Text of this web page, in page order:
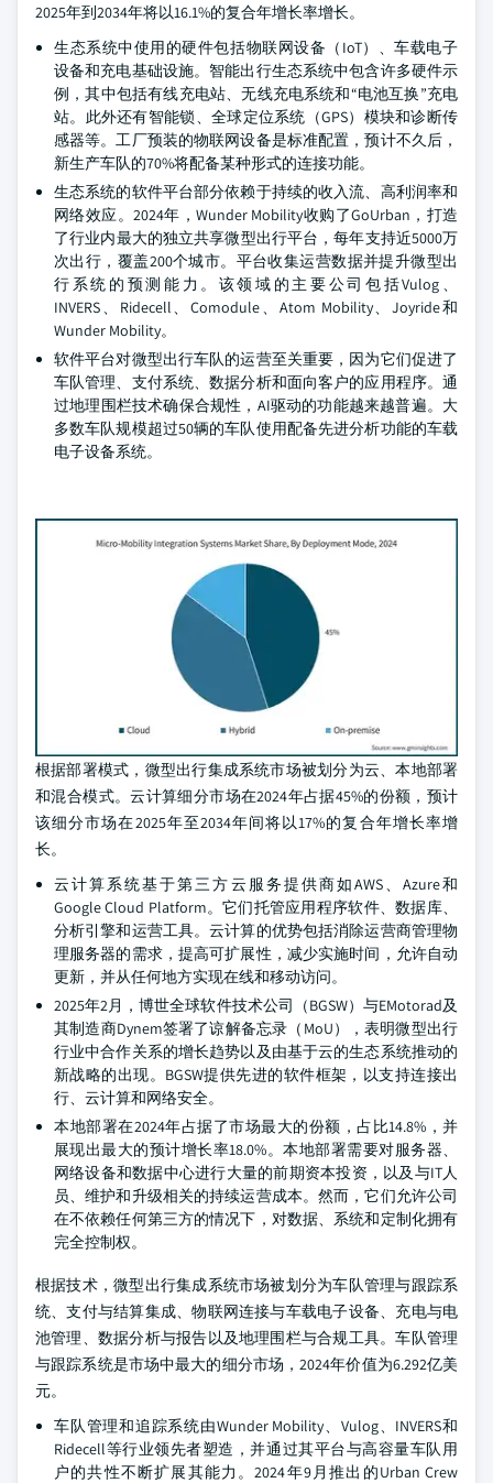
2025年到2034年将以16.1%的复合年增长率增长。
生态系统中使用的硬件包括物联网设备（IoT）、车载电子
设备和充电基础设施。智能出行生态系统中包含许多硬件示
例，其中包括有线充电站、无线充电系统和“电池互换”充电
站。此外还有智能锁、全球定位系统（GPS）模块和诊断传
感器等。工厂预装的物联网设备是标准配置，预计不久后，
新生产车队的70%将配备某种形式的连接功能。
生态系统的软件平台部分依赖于持续的收入流、高利润率和
网络效应。2024年，Wunder Mobility收购了GoUrban，打造
了行业内最大的独立共享微型出行平台，每年支持近5000万
次出行，覆盖200个城市。平台收集运营数据并提升微型出
行系统的预测能力。该领域的主要公司包括Vulog、
INVERS、Ridecell、Comodule、Atom Mobility、Joyride和
Wunder Mobility。
软件平台对微型出行车队的运营至关重要，因为它们促进了
车队管理、支付系统、数据分析和面向客户的应用程序。通
过地理围栏技术确保合规性，AI驱动的功能越来越普遍。大
多数车队规模超过50辆的车队使用配备先进分析功能的车载
电子设备系统。
根据部署模式，微型出行集成系统市场被划分为云、本地部署
和混合模式。云计算细分市场在2024年占据45%的份额，预计
该细分市场在2025年至2034年间将以17%的复合年增长率增
长。
云计算系统基于第三方云服务提供商如AWS、Azure和
Google Cloud Platform。它们托管应用程序软件、数据库、
分析引擎和运营工具。云计算的优势包括消除运营商管理物
理服务器的需求，提高可扩展性，减少实施时间，允许自动
更新，并从任何地方实现在线和移动访问。
2025年2月，博世全球软件技术公司（BGSW）与EMotorad及
其制造商Dynem签署了谅解备忘录（MoU），表明微型出行
行业中合作关系的增长趋势以及由基于云的生态系统推动的
新战略的出现。BGSW提供先进的软件框架，以支持连接出
行、云计算和网络安全。
本地部署在2024年占据了市场最大的份额，占比14.8%，并
展现出最大的预计增长率18.0%。本地部署需要对服务器、
网络设备和数据中心进行大量的前期资本投资，以及与IT人
员、维护和升级相关的持续运营成本。然而，它们允许公司
在不依赖任何第三方的情况下，对数据、系统和定制化拥有
完全控制权。
根据技术，微型出行集成系统市场被划分为车队管理与跟踪系
统、支付与结算集成、物联网连接与车载电子设备、充电与电
池管理、数据分析与报告以及地理围栏与合规工具。车队管理
与跟踪系统是市场中最大的细分市场，2024年价值为6.292亿美
元。
车队管理和追踪系统由Wunder Mobility、Vulog、INVERS和
Ridecell等行业领先者塑造，并通过其平台与高容量车队用
户的共性不断扩展其能力。2024年9月推出的Urban Crew